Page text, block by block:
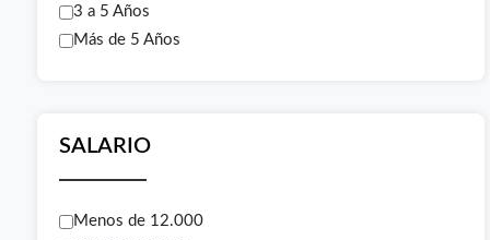
3 a 5 Años
Más de 5 Años
SALARIO
Menos de 12.000